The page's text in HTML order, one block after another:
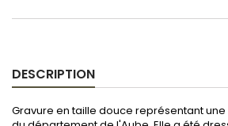
DESCRIPTION
Gravure en taille douce représentant